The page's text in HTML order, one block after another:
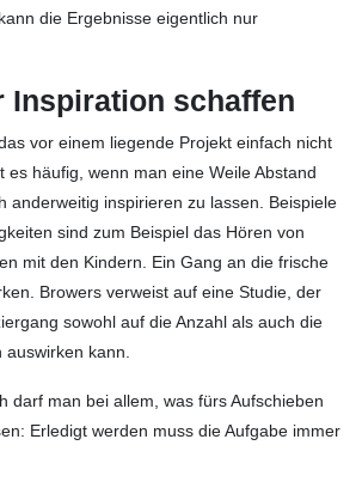
die Ergebnisse eigentlich nur
Inspiration schaffen
vor einem liegende Projekt einfach nicht
es häufig, wenn man eine Weile Abstand
anderweitig inspirieren zu lassen. Beispiele
sind zum Beispiel das Hören von
mit den Kindern. Ein Gang an die frische
Browers verweist auf eine Studie, der
sowohl auf die Anzahl als auch die
auswirken kann.
darf man bei allem, was fürs Aufschieben
Erledigt werden muss die Aufgabe immer